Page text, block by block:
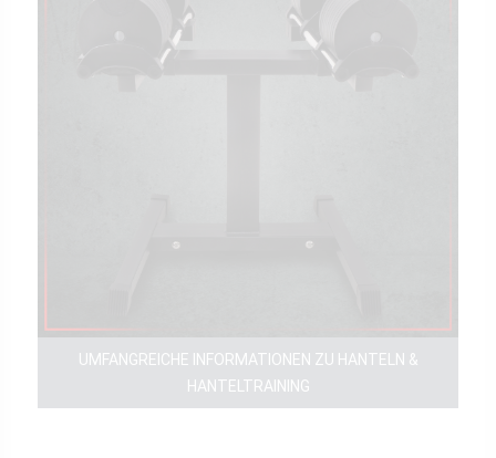
UMFANGREICHE INFORMATIONEN ZU HANTELN &
HANTELTRAINING